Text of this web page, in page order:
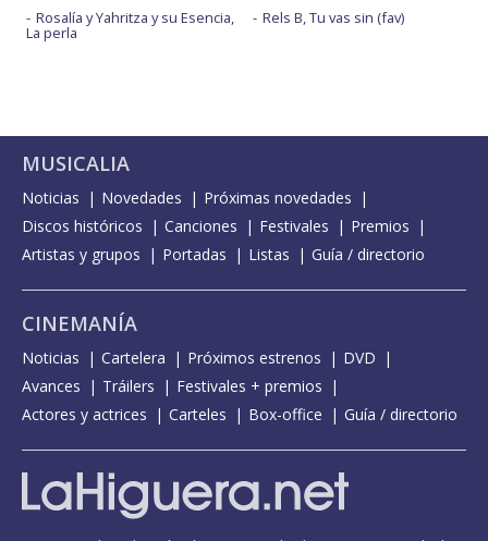
Rosalía y Yahritza y su Esencia,
La perla
Rels B, Tu vas sin (fav)
MUSICALIA
Noticias Novedades
Próximas novedades
Discos históricos
Canciones Festivales
Premios
Artistas y grupos
Portadas Listas Guía / directorio
CINEMANÍA
Noticias Cartelera Próximos estrenos
DVD
Avances
Tráilers
Festivales + premios
Actores y actrices
Carteles Box-office Guía / directorio